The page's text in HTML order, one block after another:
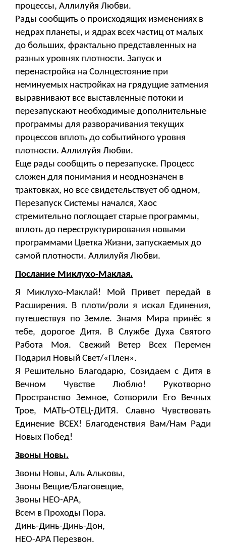
процессы, Аллилуйя Любви.
Рады сообщить о происходящих изменениях в
недрах планеты, и ядрах всех частиц от малых
до больших, фрактально представленных на
разных уровнях плотности. Запуск и
перенастройка на Солнцестояние при
неминуемых настройках на грядущие затмения
выравнивают все выставленные потоки и
перезапускают необходимые дополнительные
программы для разворачивания текущих
процессов вплоть до событийного уровня
плотности. Аллилуйя Любви.
Еще рады сообщить о перезапуске. Процесс
сложен для понимания и неоднозначен в
трактовках, но все свидетельствует об одном,
Перезапуск Системы начался, Хаос
стремительно поглощает старые программы,
вплоть до переструктурирования новыми
программами Цветка Жизни, запускаемых до
самой плотности. Аллилуйя Любви.
Послание Миклухо-Маклая.
Я Миклухо-Маклай! Мой Привет передай в
Расширения. В плоти/роли я искал Единения,
путешествуя по Земле. Знамя Мира принёс я
тебе, дорогое Дитя. В Службе Духа Святого
Работа Моя. Свежий Ветер Всех Перемен
Подарил Новый Свет/«Плен».
Я Решительно Благодарю, Созидаем с Дитя в
Вечном Чувстве Люблю! Рукотворно
Пространство Земное, Сотворили Его Вечных
Трое, МАТЬ-ОТЕЦ-ДИТЯ. Славно Чувствовать
Единение ВСЕХ! Благоденствия Вам/Нам Ради
Новых Побед!
Звоны Новы.
Звоны Новы, Аль Альковы,
Звоны Вещие/Благовещие,
Звоны НЕО-АРА,
Всем в Проходы Пора.
Динь-Динь-Динь-Дон,
НЕО-АРА Перезвон.